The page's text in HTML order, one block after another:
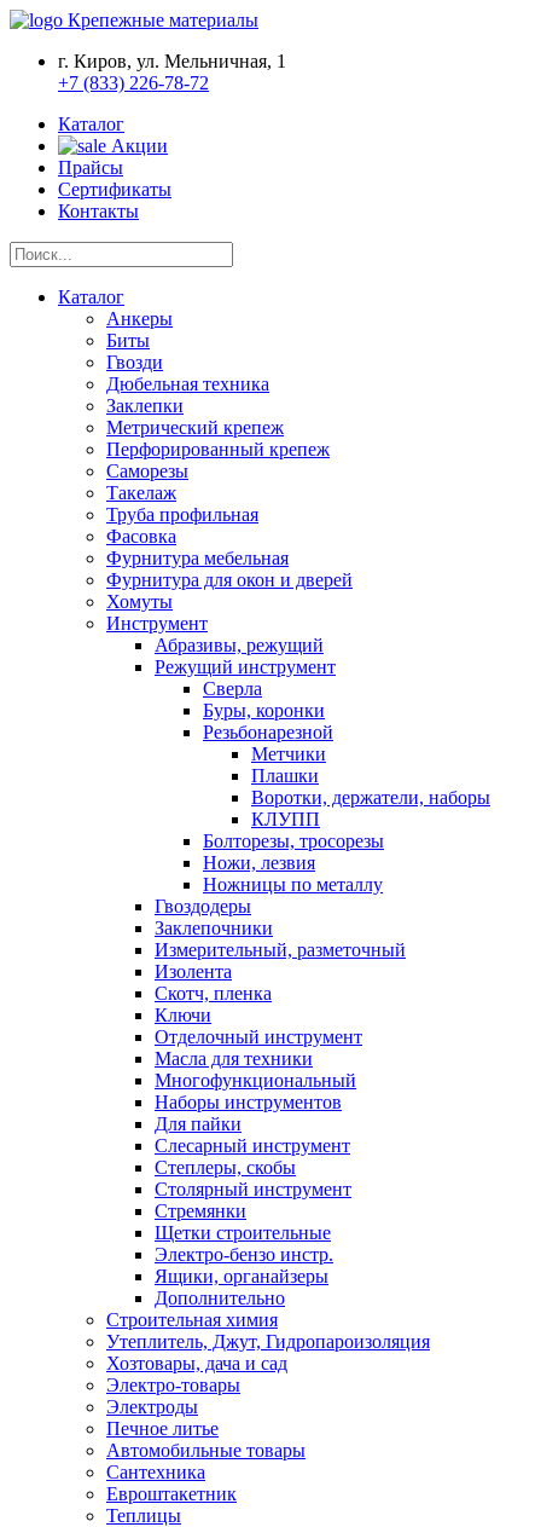
Крепежные материалы
г. Киров, ул. Мельничная, 1
+7 (833) 226-78-72
Каталог
Акции
Прайсы
Сертификаты
Контакты
Каталог
Анкеры
Биты
Гвозди
Дюбельная техника
Заклепки
Метрический крепеж
Перфорированный крепеж
Саморезы
Такелаж
Труба профильная
Фасовка
Фурнитура мебельная
Фурнитура для окон и дверей
Хомуты
Инструмент
Абразивы, режущий
Режущий инструмент
Сверла
Буры, коронки
Резьбонарезной
Метчики
Плашки
Воротки, держатели, наборы
КЛУПП
Болторезы, тросорезы
Ножи, лезвия
Ножницы по металлу
Гвоздодеры
Заклепочники
Измерительный, разметочный
Изолента
Скотч, пленка
Ключи
Отделочный инструмент
Масла для техники
Многофункциональный
Наборы инструментов
Для пайки
Слесарный инструмент
Степлеры, скобы
Столярный инструмент
Стремянки
Щетки строительные
Электро-бензо инстр.
Ящики, органайзеры
Дополнительно
Строительная химия
Утеплитель, Джут, Гидропароизоляция
Хозтовары, дача и сад
Электро-товары
Электроды
Печное литье
Автомобильные товары
Сантехника
Евроштакетник
Теплицы